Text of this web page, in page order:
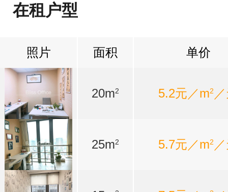
在租户型
照片 面积 单价
20m2 5.2元／m2
25m2 5.7元／m2